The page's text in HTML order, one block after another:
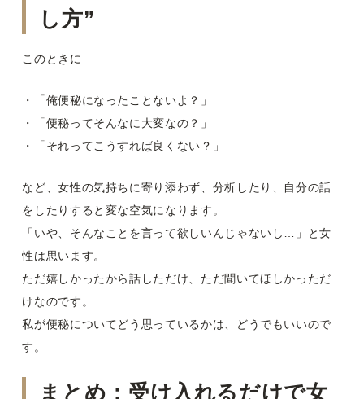
し方”
このときに
・「俺便秘になったことないよ？」
・「便秘ってそんなに大変なの？」
・「それってこうすれば良くない？」
など、女性の気持ちに寄り添わず、分析したり、自分の話
をしたりすると変な空気になります。
「いや、そんなことを言って欲しいんじゃないし…」と女
性は思います。
ただ嬉しかったから話しただけ、ただ聞いてほしかっただ
けなのです。
私が便秘についてどう思っているかは、どうでもいいので
す。
まとめ：受け入れるだけで女